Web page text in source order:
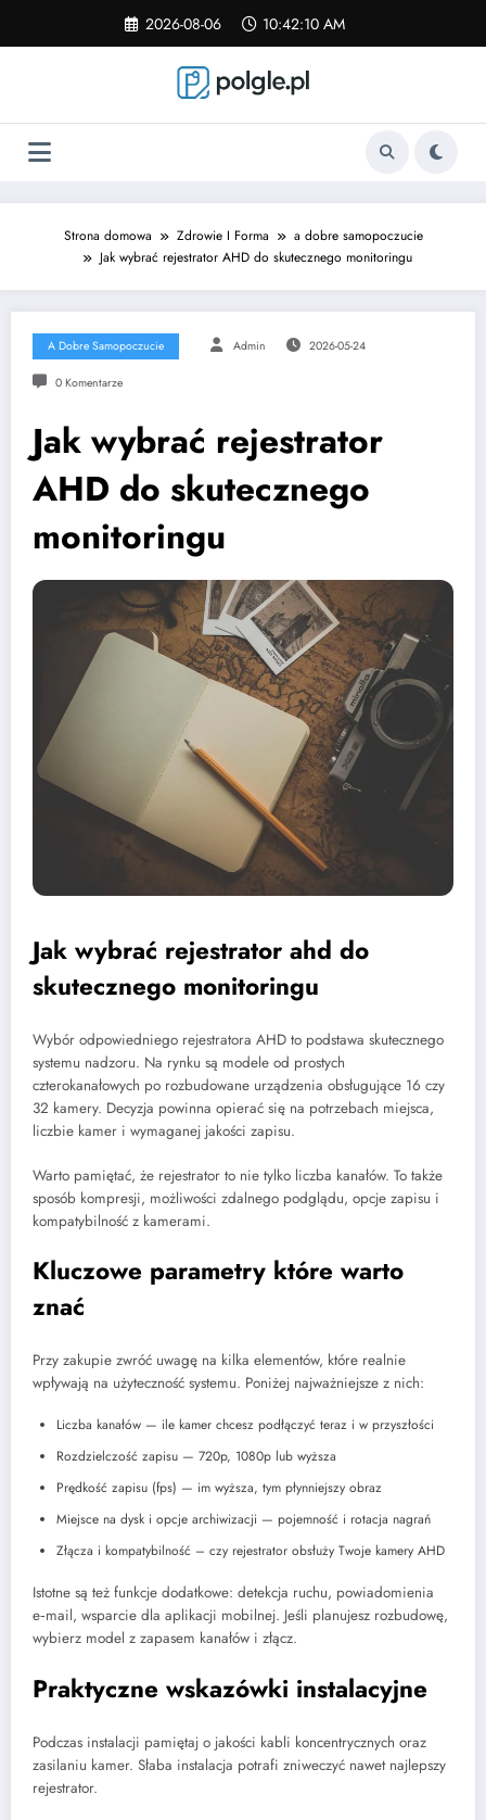
content
2026-08-06 10:42:10 AM
Strona domowa Zdrowie I Forma
a dobre samopoczucie
Jak wybrać rejestrator AHD do skutecznego monitoringu
A Dobre Samopoczucie Admin 2026-05-24
0 Komentarze
Jak wybrać rejestrator
AHD do skutecznego
monitoringu
Jak wybrać rejestrator ahd do
skutecznego monitoringu
Wybór odpowiedniego rejestratora AHD to podstawa skutecznego
systemu nadzoru. Na rynku są modele od prostych
czterokanałowych po rozbudowane urządzenia obsługujące 16 czy
32 kamery. Decyzja powinna opierać się na potrzebach miejsca,
liczbie kamer i wymaganej jakości zapisu.
Warto pamiętać, że rejestrator to nie tylko liczba kanałów. To także
sposób kompresji, możliwości zdalnego podglądu, opcje zapisu i
kompatybilność z kamerami.
Kluczowe parametry które warto
znać
Przy zakupie zwróć uwagę na kilka elementów, które realnie
wpływają na użyteczność systemu. Poniżej najważniejsze z nich:
Liczba kanałów — ile kamer chcesz podłączyć teraz i w przyszłości
Rozdzielczość zapisu — 720p, 1080p lub wyższa
Prędkość zapisu (fps) — im wyższa, tym płynniejszy obraz
Miejsce na dysk i opcje archiwizacji — pojemność i rotacja nagrań
Złącza i kompatybilność – czy rejestrator obsłuży Twoje kamery AHD
Istotne są też funkcje dodatkowe: detekcja ruchu, powiadomienia
e‑mail, wsparcie dla aplikacji mobilnej. Jeśli planujesz rozbudowę,
wybierz model z zapasem kanałów i złącz.
Praktyczne wskazówki instalacyjne
Podczas instalacji pamiętaj o jakości kabli koncentrycznych oraz
zasilaniu kamer. Słaba instalacja potrafi zniweczyć nawet najlepszy
rejestrator.